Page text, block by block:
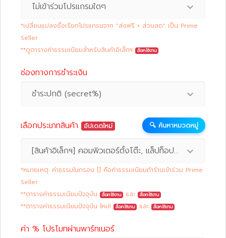
ไม่เข้าร่วมโปรแกรมใดๆ
*เปลี่ยนแปลงชื่อเรียกโปรแกรมจาก "ส่งฟรี + ส่วนลด" เป็น Prime
Seller
**ดูตารางค่าธรรมเนียมสำหรับสินค้าอิเล็กฯ
ล็อคใช้งาน
ช่องทางการชำระเงิน
ชำระปกติ (secret%)
เลือกประเภทสินค้า อัปเดตใหม่ 🔍 ค้นหาหมวดหมู่
[สินค้าอิเล็กฯ] คอมพิวเตอร์ตั้งโต๊ะ, แล็ปท็อป, หน้าจอคอม, อุปกรณ์ประกอบคอมฯ (secret%)
*หมายเหตุ: ค่าธรรมในกรอบ [] คือค่าธรรมเนียมถ้าร้านเข้าร่วม Prime
Seller
**ตารางค่าธรรมเนียมปัจจุบัน
ล็อคใช้งาน และ ล็อคใช้งาน
**ตารางค่าธรรมเนียมปัจจุบัน ใหม่! ล็อคใช้งาน และ ล็อคใช้งาน
ค่า % โปรโมทผ่านพาร์ทเนอร์